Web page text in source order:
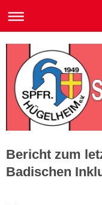
Bericht zum
Badischen